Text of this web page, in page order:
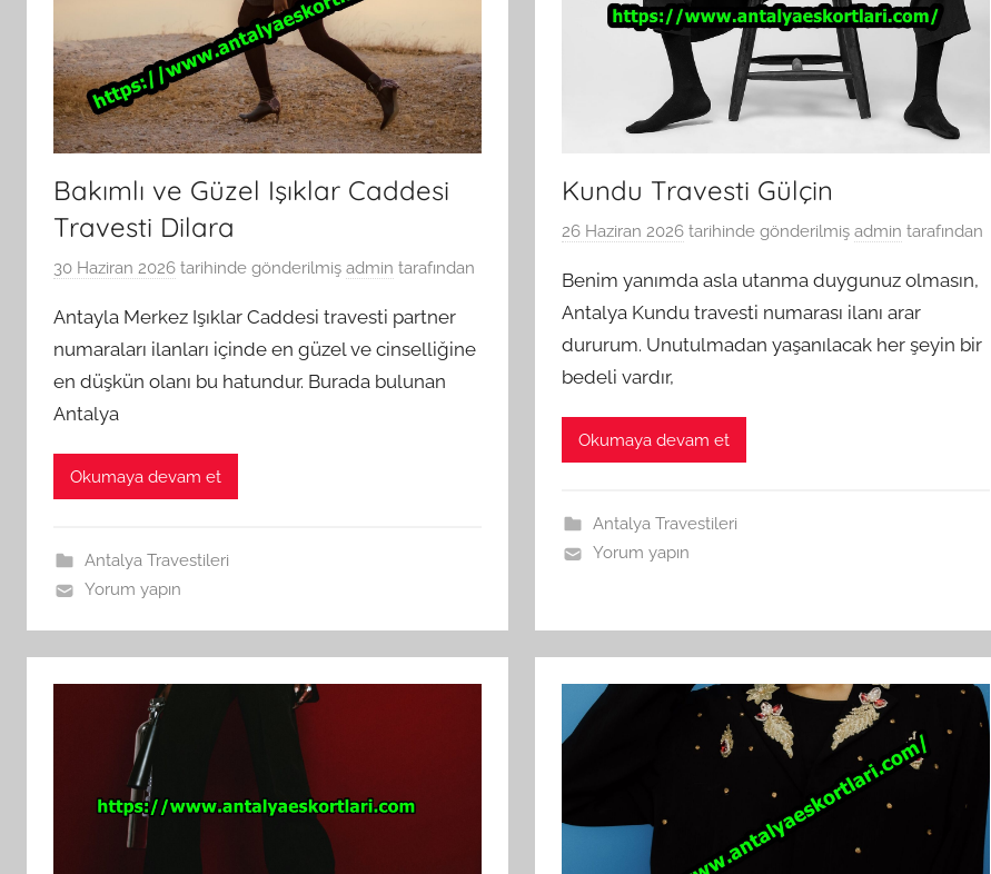
Bakımlı ve Güzel Işıklar Caddesi
Travesti Dilara
30 Haziran 2026 tarihinde gönderilmiş admin tarafından
Antayla Merkez Işıklar Caddesi travesti partner
numaraları ilanları içinde en güzel ve cinselliğine
en düşkün olanı bu hatundur. Burada bulunan
Antalya
Okumaya devam et
Antalya Travestileri
Yorum yapın
Kundu Travesti Gülçin
26 Haziran 2026 tarihinde gönderilmiş admin tarafından
Benim yanımda asla utanma duygunuz olmasın,
Antalya Kundu travesti numarası ilanı arar
dururum. Unutulmadan yaşanılacak her şeyin bir
bedeli vardır,
Okumaya devam et
Antalya Travestileri
Yorum yapın